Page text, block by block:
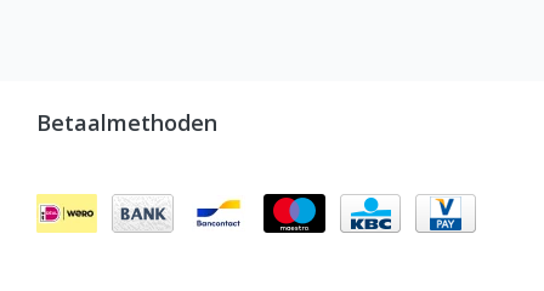
Betaalmethoden